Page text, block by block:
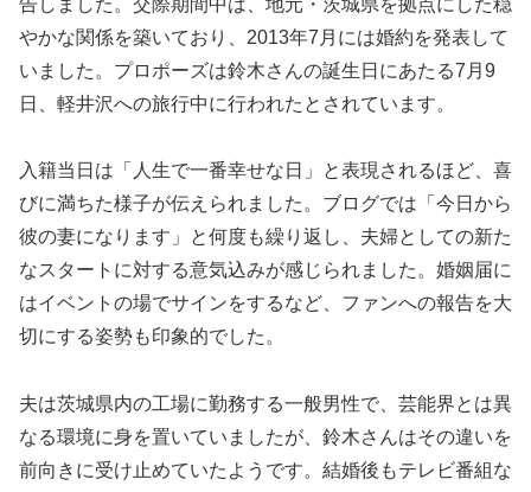
やかな関係を築いており、2013年7月には婚約を発表して
いました。プロポーズは鈴木さんの誕生日にあたる7月9
日、軽井沢への旅行中に行われたとされています。
入籍当日は「人生で一番幸せな日」と表現されるほど、喜
びに満ちた様子が伝えられました。ブログでは「今日から
彼の妻になります」と何度も繰り返し、夫婦としての新た
なスタートに対する意気込みが感じられました。婚姻届に
はイベントの場でサインをするなど、ファンへの報告を大
切にする姿勢も印象的でした。
夫は茨城県内の工場に勤務する一般男性で、芸能界とは異
なる環境に身を置いていましたが、鈴木さんはその違いを
前向きに受け止めていたようです。結婚後もテレビ番組な